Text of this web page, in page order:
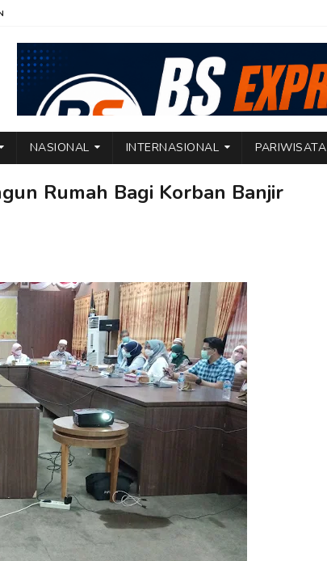
NASIONAL INTERNASIONAL PARIWISATA
Rumah Bagi Korban Banjir